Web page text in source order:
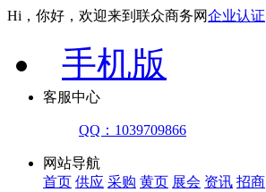
Hi，你好，欢迎来到联众商务网企业认证
手机版
客服中心
QQ：1039709866
网站导航
首页 供应 采购 黄页 展会 资讯 招商